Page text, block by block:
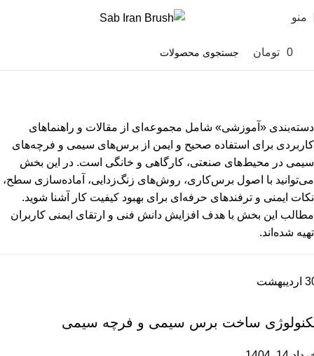
منو
0 تومان
دسته‌بندی «آموزشی» شامل مجموعه‌ای از مقالات و راهنماهای
کاربردی برای استفاده صحیح و ایمن از برس‌های سیمی و فرچه‌های
سیمی در محیط‌های صنعتی، کارگاهی و خانگی است. در این بخش
می‌توانید با اصول برس‌کاری، روش‌های زنگ‌زدایی، آماده‌سازی سطح،
نکات ایمنی و ترفندهای حرفه‌ای برای بهبود کیفیت کار آشنا شوید.
مطالب این بخش با هدف افزایش دانش فنی و ارتقای ایمنی کاربران
تهیه شده‌اند.
اردیبهشت
ساخت برس سیمی و فرچه سیمی